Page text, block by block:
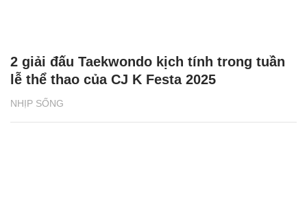
NHỊP SỐNG
2 giải đấu Taekwondo kịch tính trong tuần
lễ thể thao của CJ K Festa 2025